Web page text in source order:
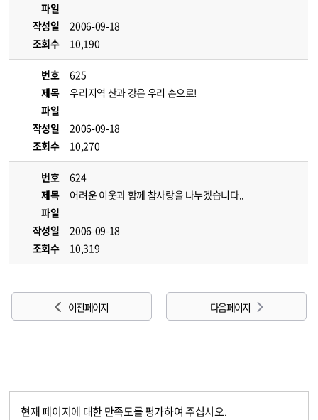
파일
작성일
2006-09-18
조회수
10,190
번호
625
제목
우리지역 산과 강은 우리 손으로!
파일
작성일
2006-09-18
조회수
10,270
번호
624
제목
어려운 이웃과 함께 참사랑을 나누겠습니다..
파일
작성일
2006-09-18
조회수
10,319
이전 페이지 다음 페이지
현재 페이지에 대한 만족도를 평가하여 주십시오.